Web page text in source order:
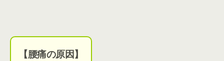
【腰痛の原因】